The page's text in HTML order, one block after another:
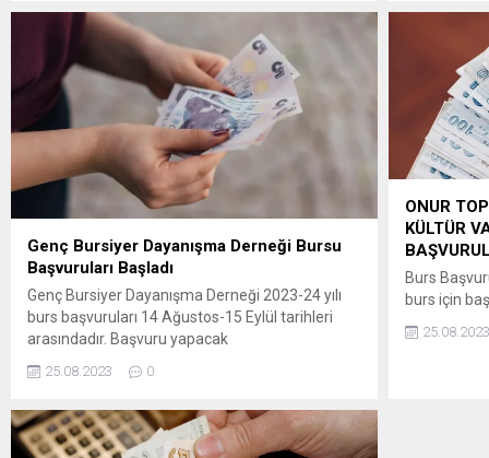
ADIM ADIM BAŞVURU VİDEOSU İÇİN LİNKE
TIKLAYIN: TÜM SORULARINIZI
SORABİLECEĞİNİZ ADRES :
https://www.instagram.com/e.hocamm/
başvuru
başvuru
sayfada
eğitim yılı
başvuruları
Genç Bursiyer Dayanışma Derneği Bursu
Başvuruları Başladı
Genç Bursiyer Dayanışma Derneği 2023-24 yılı
burs başvuruları 14 Ağustos-15 Eylül tarihleri
arasındadır. Başvuru yapacak
başvuru evraklarını mail atmaları gerekmektedir. ​
sayfamız üzerinden duyurulacaktır. WEB
SAYFASI İÇİN TIKLAYIN:
25.08.2023 0
ONUR
KÜLTÜR
Burs
burs için
gerekir.
25.08.2023